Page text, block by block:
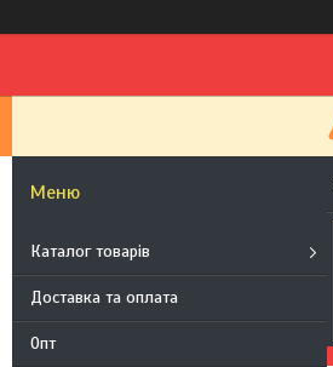
Каталог товарів
Доставка та оплата
Опт